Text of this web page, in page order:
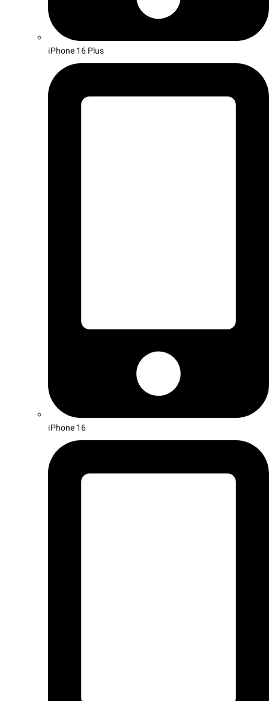
iPhone 16 Plus
iPhone 16